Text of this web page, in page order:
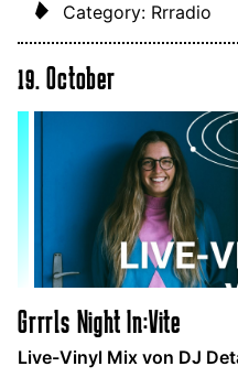
Category: Rrradio
19. October
Grrrls Night In:Vite
Live-Vinyl Mix von DJ